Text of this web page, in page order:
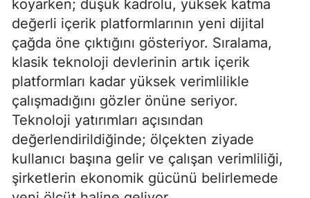
koyarken; düşük kadrolu, yüksek katma
değerli içerik platformlarının yeni dijital
çağda öne çıktığını gösteriyor. Sıralama,
klasik teknoloji devlerinin artık içerik
platformları kadar yüksek verimlilikle
çalışmadığını gözler önüne seriyor.
Teknoloji yatırımları açısından
değerlendirildiğinde; ölçekten ziyade
kullanıcı başına gelir ve çalışan verimliliği,
şirketlerin ekonomik gücünü belirlemede